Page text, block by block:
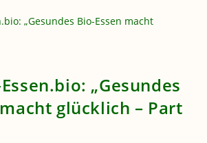
BAUBIOLOGE
?
„Gesundes
glücklich – Part